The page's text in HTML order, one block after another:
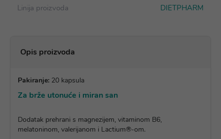
Linija proizvoda
DIETPHARM
Opis proizvoda
Pakiranje: 20 kapsula
Za brže utonuće i miran san
Dodatak prehrani s magnezijem, vitaminom B6,
melatoninom, valerijanom i Lactium®-om.